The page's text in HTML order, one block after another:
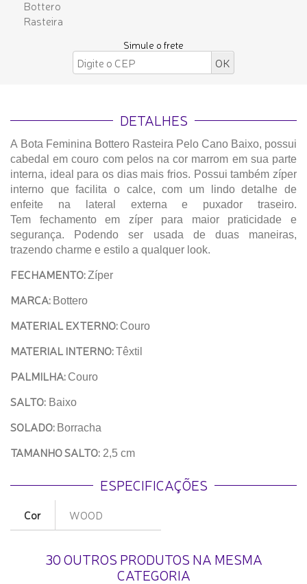
Simule o frete
DETALHES
A Bota Feminina Bottero Rasteira Pelo Cano Baixo, possui
cabedal em couro com pelos na cor marrom em sua parte
interna, ideal para os dias mais frios. Possui também zíper
interno que facilita o calce, com um lindo detalhe de
enfeite na lateral externa e puxador traseiro.
Tem fechamento em zíper para maior praticidade e
segurança. Podendo ser usada de duas maneiras,
trazendo charme e estilo a qualquer look.
FECHAMENTO:Zíper
MARCA: Bottero
MATERIAL EXTERNO: Couro
MATERIAL INTERNO:Têxtil
PALMILHA: Couro
SALTO: Baixo
SOLADO: Borracha
TAMANHO SALTO: 2,5 cm
ESPECIFICAÇÕES
Cor WOOD
30 OUTROS PRODUTOS NA MESMA
CATEGORIA